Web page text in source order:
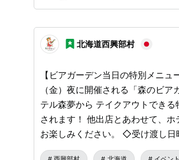
ブ ★16:30～：お楽しみ抽選会
整理券は正午から本部にて配布し
小学3年生以下は保護者同伴必須
家族や友人同士お誘い合わせの上
ください🤗 🔶日時：2026年8月2日（日）11:00～20:30
※雨天時、花火大会・ペルプネ火
（月）に開催 🔶場所：大樹町歴舟
🔶お問合せ先：第35回大樹町歴舟
員会 （大樹町観光協会事務局）
北海道西興部村
【ビアガーデン当日の特別メニュ
（金）夜に開催される「森のビアガーデ
テル森夢から テイクアウトできる
されます！ 他出店とあわせて、ホテル森夢のフードも
お楽しみください。 ◇受け渡し日時 ７月３１日（金）
１７：００～２０：００ ◇受け渡し場所 ホテル森夢 レ